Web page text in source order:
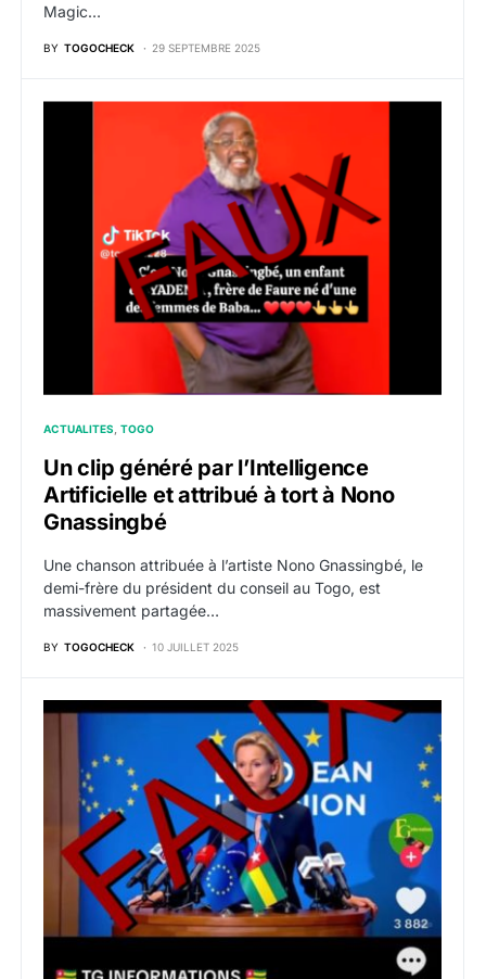
Magic…
BY TOGOCHECK 29 SEPTEMBRE 2025
ACTUALITES TOGO
Un clip généré par l’Intelligence
Artificielle et attribué à tort à Nono
Gnassingbé
Une chanson attribuée à l’artiste Nono Gnassingbé, le
demi-frère du président du conseil au Togo, est
massivement partagée…
BY TOGOCHECK 10 JUILLET 2025